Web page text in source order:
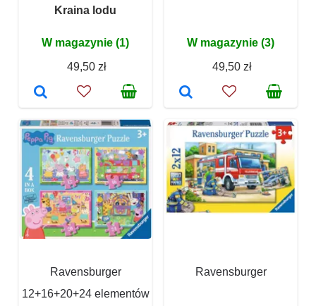
Kraina lodu
W magazynie (1)
49,50 zł
W magazynie (3)
49,50 zł
Ravensburger
12+16+20+24 elementów
Ravensburger